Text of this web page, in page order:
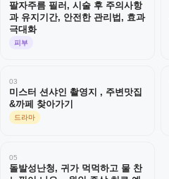
팔자주름 필러, 시술 후 주의사항
과 유지기간, 안전한 관리법, 효과
극대화
피부
03
미스터 션샤인 촬영지 , 주변맛집
&까페 찾아가기
드라마
05
돌발성난청, 귀가 먹먹하고 물 찬